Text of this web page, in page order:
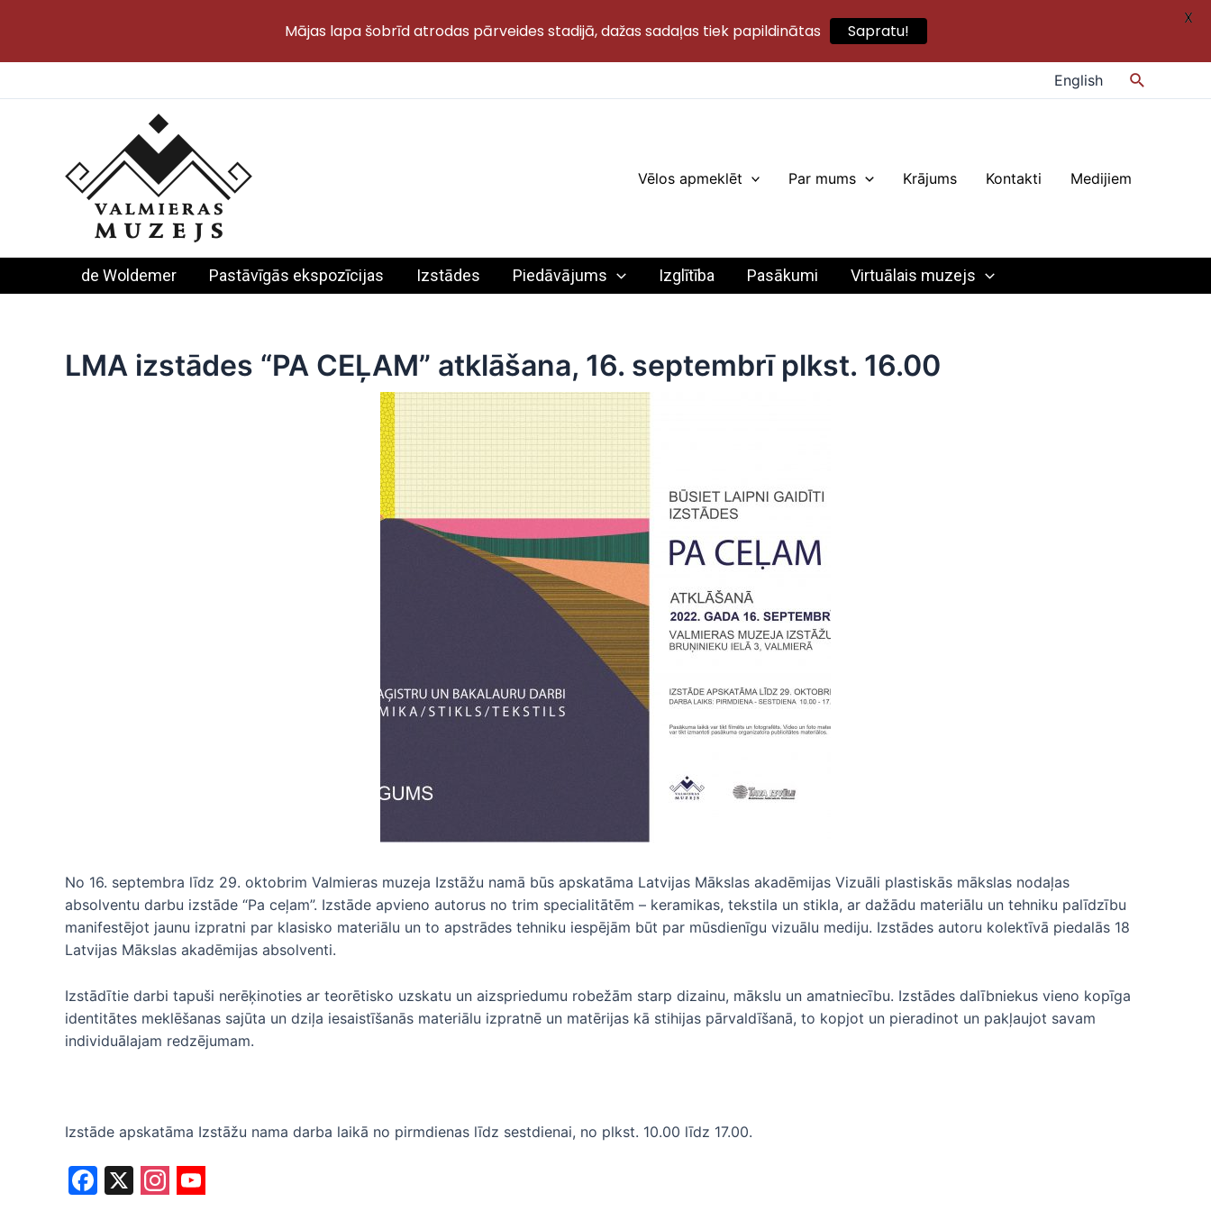
to
English Search
Vēlos apmeklēt Par mums Krājums Kontakti Medijiem
de Woldemer Pastāvīgās ekspozīcijas Izstādes Piedāvājums Izglītība Pasākumi Virtuālais muzejs
LMA izstādes “PA CEĻAM” atklāšana, 16. septembrī plkst. 16.00
No 16. septembra līdz 29. oktobrim Valmieras muzeja Izstāžu namā būs apskatāma Latvijas Mākslas akadēmijas Vizuāli plastiskās mākslas nodaļas
absolventu darbu izstāde “Pa ceļam”. Izstāde apvieno autorus no trim specialitātēm – keramikas, tekstila un stikla, ar dažādu materiālu un tehniku palīdzību
manifestējot jaunu izpratni par klasisko materiālu un to apstrādes tehniku iespējām būt par mūsdienīgu vizuālu mediju. Izstādes autoru kolektīvā piedalās 18
Latvijas Mākslas akadēmijas absolventi.
Izstādītie darbi tapuši nerēķinoties ar teorētisko uzskatu un aizspriedumu robežām starp dizainu, mākslu un amatniecību. Izstādes dalībniekus vieno kopīga
identitātes meklēšanas sajūta un dziļa iesaistīšanās materiālu izpratnē un matērijas kā stihijas pārvaldīšanā, to kopjot un pieradinot un pakļaujot savam
individuālajam redzējumam.
Izstāde apskatāma Izstāžu nama darba laikā no pirmdienas līdz sestdienai, no plkst. 10.00 līdz 17.00.
F
X
Mājas lapa šobrīd atrodas pārveides stadijā, dažas sadaļas tiek papildinātas Sapratu!
X